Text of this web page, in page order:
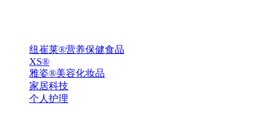
纽崔莱®营养保健食品
XS®
雅姿®美容化妆品
家居科技
个人护理